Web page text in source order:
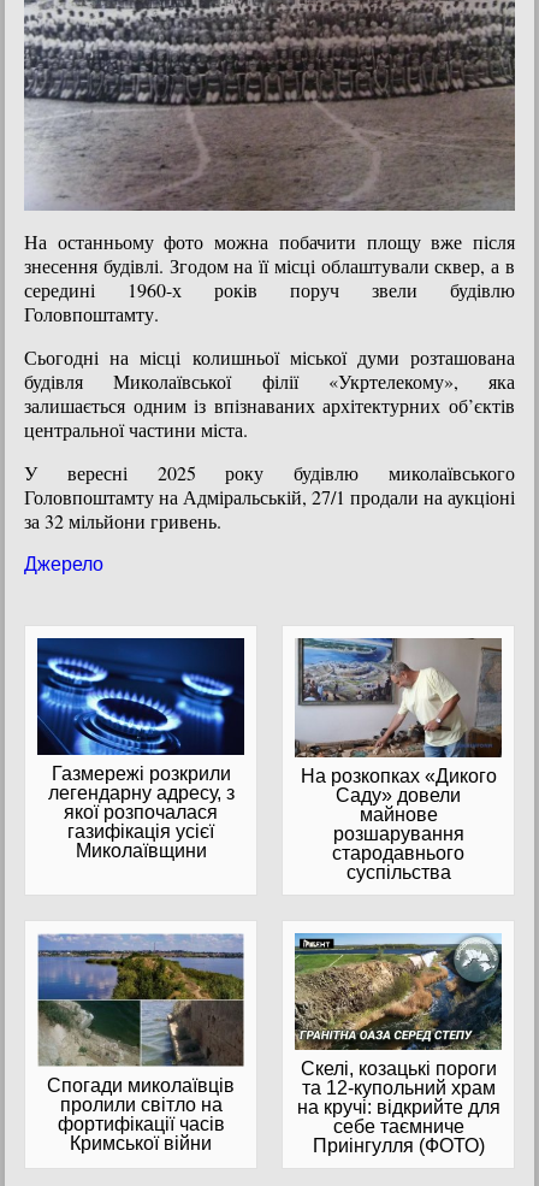
На останньому фото можна побачити площу вже після
знесення будівлі. Згодом на її місці облаштували сквер, а в
середині 1960-х років поруч звели будівлю
Головпоштамту.
Сьогодні на місці колишньої міської думи розташована
будівля Миколаївської філії «Укртелекому», яка
залишається одним із впізнаваних архітектурних об’єктів
центральної частини міста.
У вересні 2025 року будівлю миколаївського
Головпоштамту на Адміральській, 27/1 продали на аукціоні
за 32 мільйони гривень.
Джерело
Газмережі розкрили
легендарну адресу, з
якої розпочалася
газифікація усієї
Миколаївщини
На розкопках «Дикого
Саду» довели
майнове
розшарування
стародавнього
суспільства
Спогади миколаївців
пролили світло на
фортифікації часів
Кримської війни
Скелі, козацькі пороги
та 12-купольний храм
на кручі: відкрийте для
себе таємниче
Приінгулля (ФОТО)